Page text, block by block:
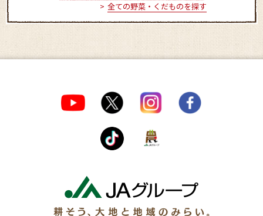
全ての野菜・くだものを探す